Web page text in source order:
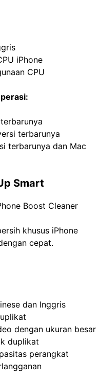
iPhone
CPU
terbarunya
terbarunya dan Mac
Smart
khusus iPhone
cepat.
dan Inggris
dengan ukuran besar
duplikat
perangkat